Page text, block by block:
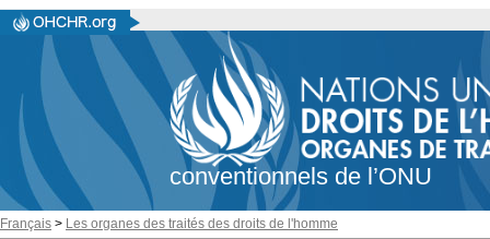
conventionnels de l’ONU
Français > Les organes des traités des droits de l'homme